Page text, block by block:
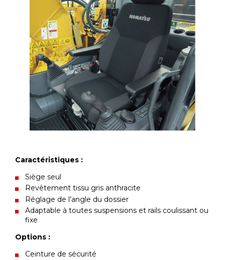
Caractéristiques :
Siège seul
Revêtement tissu gris anthracite
Réglage de l’angle du dossier
Adaptable à toutes suspensions et rails coulissant ou
fixe
Options :
Ceinture de sécurité